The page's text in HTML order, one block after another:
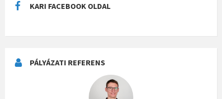
KARI FACEBOOK OLDAL
PÁLYÁZATI REFERENS